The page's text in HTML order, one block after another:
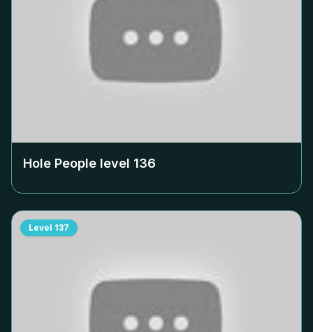
Hole People level 136
Level 137